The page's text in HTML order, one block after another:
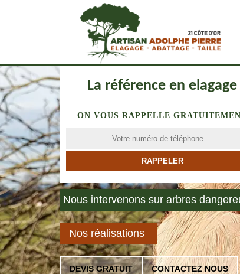
La référence en elagage
ON VOUS RAPPELLE
Nous intervenons sur arbres
Nos réalisations
DEVIS GRATUIT CONTACTEZ NOUS